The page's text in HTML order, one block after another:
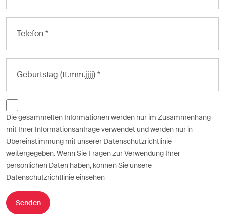
Die gesammelten Informationen werden nur im Zusammenhang
mit Ihrer Informationsanfrage verwendet und werden nur in
Übereinstimmung mit unserer Datenschutzrichtlinie
weitergegeben. Wenn Sie Fragen zur Verwendung Ihrer
persönlichen Daten haben, können Sie unsere
Datenschutzrichtlinie einsehen
Senden